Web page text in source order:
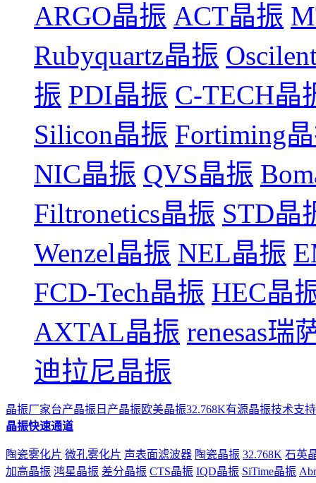
ARGO晶振 ACT晶振
Rubyquartz晶振
振 PDI晶振 C-TECH晶
Silicon晶振 Fortiming
NIC晶振 QVS晶振
Filtronetics晶振 STD晶
Wenzel晶振 NEL晶振
FCD-Tech晶振 HEC晶
AXTAL晶振 renesas瑞
迪拉尼晶振
晶振厂家台产晶振 日产晶振欧美晶振32.768K有源晶振技术支持
晶振快速通道
陶瓷雾化片 微孔雾化片 声表面滤波器 陶瓷晶振 32.768K 石英
加高晶振 鸿星晶振 差分晶振 CTS晶振 IQD晶振 SiTime晶振